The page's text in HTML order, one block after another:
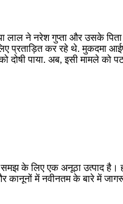
लाल ने नरेश गुप्ता और उसके
प्रताड़ित कर रहे थे. मुकदमा
पाया. अब, इसी मामले को
समझ के लिए एक अनूठा
कानूनों में नवीनतम के बारे में